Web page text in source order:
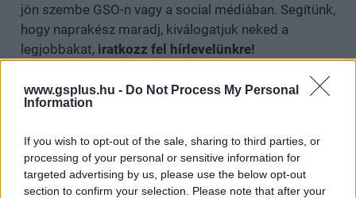
www.gsplus.hu - Do Not Process My Personal
Information
If you wish to opt-out of the sale, sharing to third parties, or
processing of your personal or sensitive information for
targeted advertising by us, please use the below opt-out
section to confirm your selection. Please note that after your
jön szembe GSO-n vagy a social médiában. Segítünk,
hogy naprakész maradj, kiválogatjuk neked a
legjobbakat, iratkozz fel hírlevelünkre!
Feliratkozom